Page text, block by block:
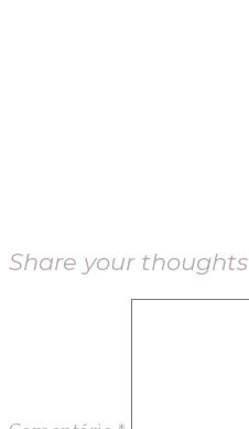
Share your thoughts